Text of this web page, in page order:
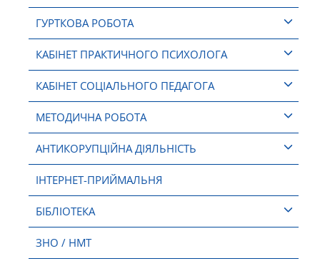
ГУРТКОВА РОБОТА
КАБІНЕТ ПРАКТИЧНОГО ПСИХОЛОГА
КАБІНЕТ СОЦІАЛЬНОГО ПЕДАГОГА
МЕТОДИЧНА РОБОТА
АНТИКОРУПЦІЙНА ДІЯЛЬНІСТЬ
ІНТЕРНЕТ-ПРИЙМАЛЬНЯ
БІБЛІОТЕКА
ЗНО / НМТ